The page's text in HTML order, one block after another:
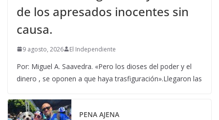
de los apresados inocentes sin
causa.
9 agosto, 2026 El Independiente
Por: Miguel A. Saavedra. «Pero los dioses del poder y el
dinero , se oponen a que haya trasfiguración».Llegaron las
PENA AJENA